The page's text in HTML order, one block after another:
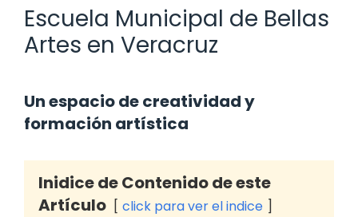
Escuela Municipal de Bellas
Artes en Veracruz
Un espacio de creatividad y
formación artística
Inidice de Contenido de este
Artículo
click para ver el indice